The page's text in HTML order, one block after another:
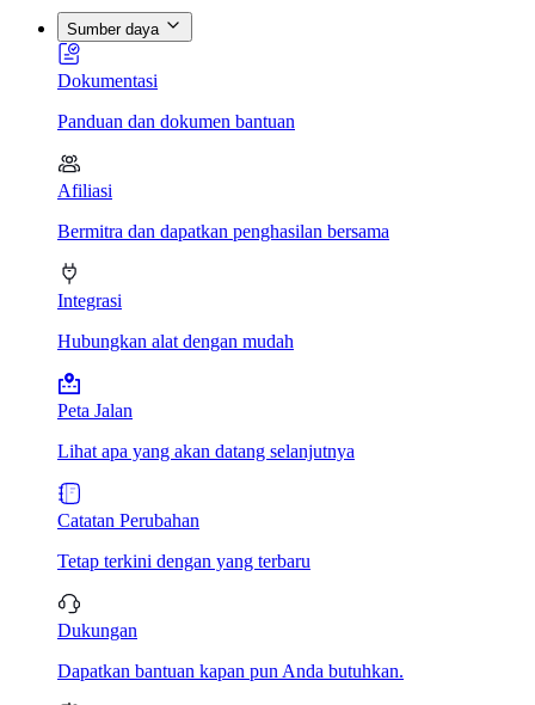
Sumber daya
Dokumentasi
Panduan dan dokumen bantuan
Afiliasi
Bermitra dan dapatkan penghasilan bersama
Integrasi
Hubungkan alat dengan mudah
Peta Jalan
Lihat apa yang akan datang selanjutnya
Catatan Perubahan
Tetap terkini dengan yang terbaru
Dukungan
Dapatkan bantuan kapan pun Anda butuhkan.